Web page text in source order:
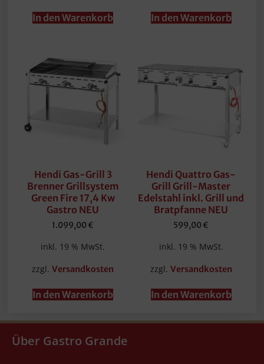
In den Warenkorb In den Warenkorb
Hendi Gas-Grill 3
Brenner Grillsystem
Green Fire 17,4 Kw
Gastro NEU
1.099,00 €
inkl. 19 % MwSt.
zzgl.Versandkosten
In den Warenkorb
Hendi Quattro Gas-
Grill Grill-Master
Edelstahl inkl. Grill und
Bratpfanne NEU
599,00 €
inkl. 19 % MwSt.
zzgl. Versandkosten
In den Warenkorb
Über Gastro Grande